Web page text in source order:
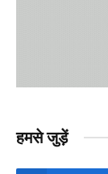
हमसे जुड़ें